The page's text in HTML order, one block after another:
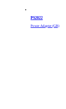
PS2022
Power Adapter (GB)